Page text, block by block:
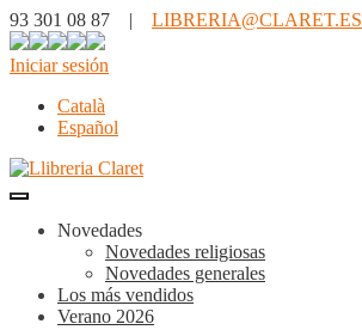
93 301 08 87 | LIBRERIA@CLARET.ES
Iniciar sesión
Català
Español
Novedades
Novedades religiosas
Novedades generales
Los más vendidos
Verano 2026